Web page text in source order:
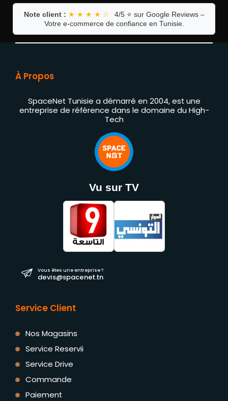
Note client : ★ ★ ★ ★ ☆
4/5 ⭐ sur Google Reviews –
Votre e-commerce de confiance en Tunisie.
À Propos
SpaceNet Tunisie a démarré en 2004, est une
entreprise de référence dans le domaine du High-
Tech
Vu sur TV
Vous êtes une entreprise ?
devis@spacenet.tn
Service Client
Nos Magasins
Service Reservii
Service Drive
Commande
Paiement